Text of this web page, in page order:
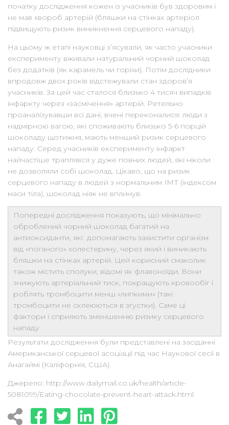
початку дослідження кожен із учасників був здоровим і
не мав хвороб артерій (бляшки на стінках артеріол
підвищують ризик виникнення серцевого нападу).
На цьому ж етапі науковці з’ясували, як часто учасники
експерименту вживали натуральний чорний шоколад
без додатків (як карамель чи горіхи). Потім дослідники
впродовж двох років відстежували стан здоров’я
учасників. За цей час сталося близько 4 тисяч випадків
інфаркту через «засмічення» артерій. Ретельно
проаналізувавши всі дані, вчені переконалися: люди з
надмірною вагою, які споживають близько 5-6 порцій
шоколаду щотижня, мають менший ризик серцевого
нападу. Серед учасників експерименту інфаркт
найчастіше траплявся у дуже повних людей, які ніколи
не дозволяли собі шоколад. Цікаво, що на ризик
серцевого нападу в людей з нормальним ІМТ (індексом
маси тіла), шоколад ніяк не вплинув.
Попередні дослідження показують, що мінімально
оброблений чорний шоколад багатий на
антиоксиданти, які допомагають захистити організм
від «поганого» холестерину, через який і виникають
бляшки на стінках артерій. Цей корисний смаколик
також містить сполуки, відомі як флавоноїди. Вони
знижують артеріальний тиск, покращують кровообіг і
роблять тромбоцити менш «липкими» (такі
тромбоцити не склеюються в згустки). Саме ці
фактори і сприяють зменшенню ризику серцевого
нападу.
Результати дослідження були представлені на засіданні
Американської серцевої асоціації під час Наукової сесії в
Анагаймі (Каліфорнія, США).
Джерело: http://www.dailymail.co.uk/health/article-
5081099/Eating-chocolate-prevent-heart-attack.html